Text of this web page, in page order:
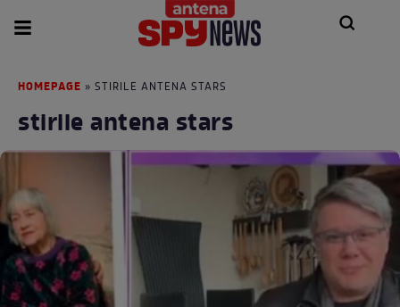
HOMEPAGE » STIRILE ANTENA STARS
stirile antena stars